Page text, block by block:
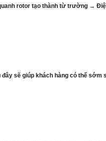
rotor tạo thành từ trường →
đây sẽ giúp khách hàng có thể sớm